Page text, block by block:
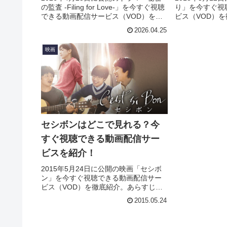
の監査 -Filing for Love-」を今すぐ視聴
できる動画配信サービス（VOD）を徹
スタッフ、主題歌の情報はもちろん、
実際に見た人の感想やレビューもまと
めています。
2026.04.25
り」を今すぐ
ビス（VOD）を
情報はもちろ
映画
セシボンはどこで見れる？今
すぐ視聴できる動画配信サー
ビスを紹介！
2015年5月24日に公開の映画「セシボ
ン」を今すぐ視聴できる動画配信サー
ビス（VOD）を徹底紹介。あらすじや
キャスト・声優、スタッフ、主題歌の
情報はもちろん、実際に見た人の感想
2015.05.24